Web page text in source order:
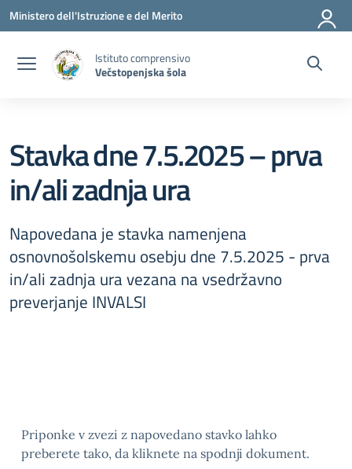
Vai ai contenuti
Vai al menu di navigazione
Vai al footer
Ministero dell'Istruzione e del Merito
Istituto comprensivo
Večstopenjska šola
Stavka dne 7.5.2025 – prva
in/ali zadnja ura
Napovedana je stavka namenjena
osnovnošolskemu osebju dne 7.5.2025 - prva
in/ali zadnja ura vezana na vsedržavno
preverjanje INVALSI
Priponke v zvezi z napovedano stavko lahko
preberete tako, da kliknete na spodnji dokument.